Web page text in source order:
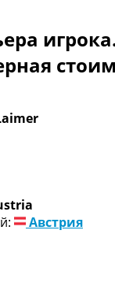
Мира
групп
Австрия